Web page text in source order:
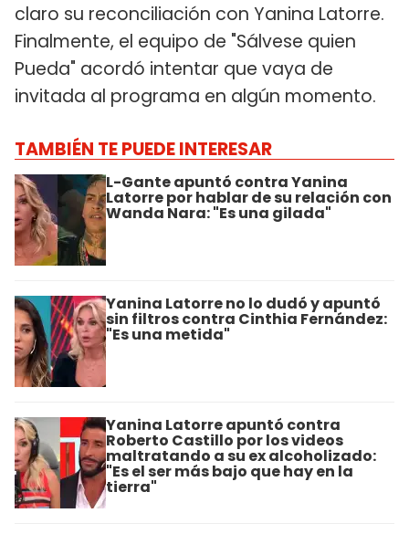
claro su reconciliación con Yanina Latorre.
Finalmente, el equipo de "Sálvese quien
Pueda" acordó intentar que vaya de
invitada al programa en algún momento.
TAMBIÉN TE PUEDE INTERESAR
L-Gante apuntó contra Yanina
Latorre por hablar de su relación con
Wanda Nara: "Es una gilada"
Yanina Latorre no lo dudó y apuntó
sin filtros contra Cinthia Fernández:
"Es una metida"
Yanina Latorre apuntó contra
Roberto Castillo por los videos
maltratando a su ex alcoholizado:
"Es el ser más bajo que hay en la
tierra"